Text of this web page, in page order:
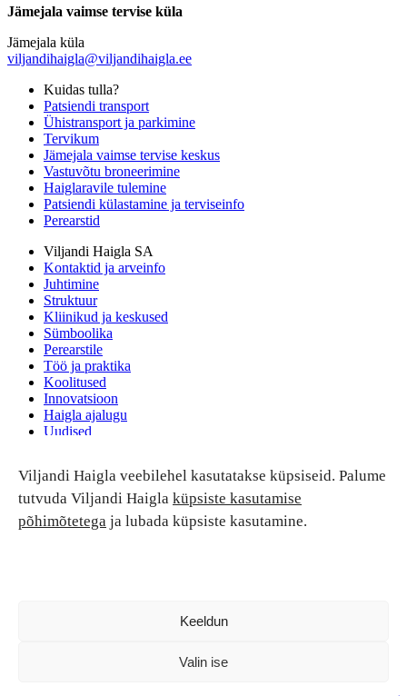
Viljandi Haigla veebilehel kasutatakse küpsiseid. Palume
tutvuda Viljandi Haigla küpsiste kasutamise
põhimõtetega ja lubada küpsiste kasutamine.
Keeldun
Valin ise
Jämejala vaimse tervise küla
Jämejala küla
viljandihaigla@viljandihaigla.ee
Kuidas tulla?
Patsiendi transport
Ühistransport ja parkimine
Tervikum
Jämejala vaimse tervise keskus
Vastuvõtu broneerimine
Haiglaravile tulemine
Patsiendi külastamine ja terviseinfo
Perearstid
Viljandi Haigla SA
Kontaktid ja arveinfo
Juhtimine
Struktuur
Kliinikud ja keskused
Sümboolika
Perearstile
Töö ja praktika
Koolitused
Innovatsioon
Haigla ajalugu
Uudised
Patsiendi turvalisus ja õigused
Patsiendi õigused ja kohustused
Patsiendiohutus
Patsientide nõukoda